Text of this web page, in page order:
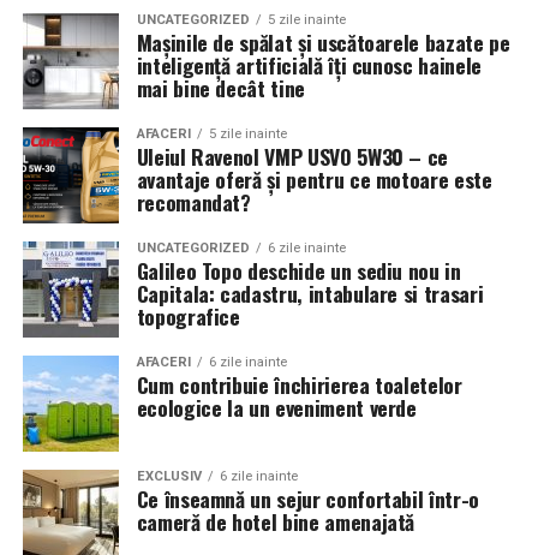
Toate aceste produse pot devenicadouri personalizate
perfecte pentru clienții și colaboratorii tăi.
5. Cum influențează obiectele
promoționale decizia de
cumpărare?
Adevărul dur este că oamenii cumpără de la branduri
care le inspiră încredere și emoție. Când clientul tău ține
în mână un obiect branduit de la tine, devine automat
mai conectat la identitatea ta.
Studiile arată că 85% dintre consumatori își amintesc de
brandul inscripționat pe un obiect promoțional și peste
50% fac oachiziție ulterioarăinfluențați de acel obiect.
Este psihologia simplă: atenție → emoție → acțiune.
Beneficii și rezultate
Utilizarea procedeului AREC la Respysal oferă
pacienților multiple avantaje:
Ameliorarea rapidă a simptomelor respiratorii
dificultăți de respirație, tuse, secreţii pulmonare,
congestie.
La copii, după20 de ședințe, s-a înregistrat o
reducere de80-90%a simptomelor specifice
astmului.
Reducerea tratamentului medicamentos
pacienți pot utiliza mai puține medicamente,
datorită efectului terapeutic sustenabil al
tratamentului cu sare.
Fără efecte secundare semnificative, ceea ce face
terapia potrivită pentru adulți, copii și persoane cu
sensibilități respiratorii speciale.
UNCATEGORIZED 5 zile inainte
Mașinile de spălat și uscătoarele bazate pe
inteligență artificială îți cunosc hainele
mai bine decât tine
AFACERI 5 zile inainte
Uleiul Ravenol VMP USVO 5W30 – ce
avantaje oferă și pentru ce motoare este
recomandat?
UNCATEGORIZED 6 zile inainte
Galileo Topo deschide un sediu nou in
Capitala: cadastru, intabulare si trasari
topografice
AFACERI 6 zile inainte
Cum contribuie închirierea toaletelor
ecologice la un eveniment verde
EXCLUSIV 6 zile inainte
Ce înseamnă un sejur confortabil într-o
cameră de hotel bine amenajată